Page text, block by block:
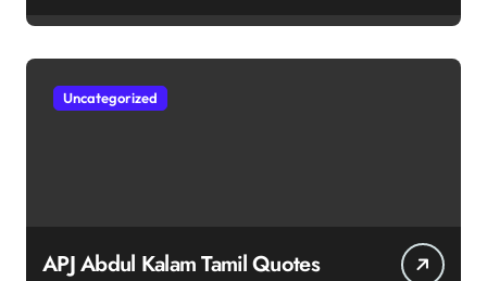
Uncategorized
APJ Abdul Kalam Tamil Quotes